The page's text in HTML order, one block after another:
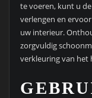
te voeren, kunt u
verlengen en
uw interieur.
zorgvuldig
verkleuring van